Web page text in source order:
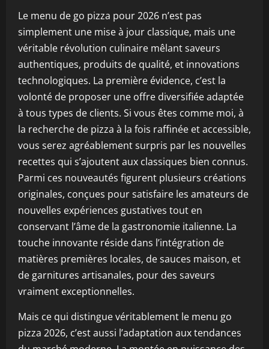
Le menu de go pizza pour 2026 n’est pas
simplement une mise à jour classique, mais une
véritable révolution culinaire mêlant saveurs
authentiques, produits de qualité, et innovations
technologiques. La première évidence, c’est la
volonté de proposer une offre diversifiée adaptée
à tous types de clients. Si vous êtes comme moi, à
la recherche de pizza à la fois raffinée et accessible,
vous serez agréablement surpris par les nouvelles
recettes qui s’ajoutent aux classiques bien connus.
Parmi ces nouveautés figurent plusieurs créations
originales, conçues pour satisfaire les amateurs de
nouvelles expériences gustatives tout en
conservant l’âme de la gastronomie italienne. La
touche innovante réside dans l’intégration de
matières premières locales, de sauces maison, et
de garnitures artisanales, pour des saveurs
vraiment exceptionnelles.
Mais ce qui distingue véritablement le menu go
pizza 2026, c’est aussi l’adaptation aux tendances